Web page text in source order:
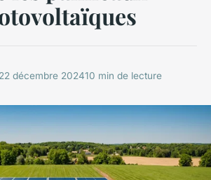
22 décembre 202410 min de lecture